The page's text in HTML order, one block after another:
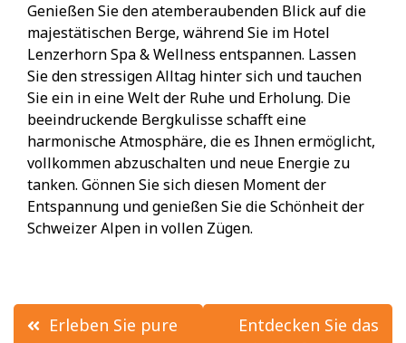
Genießen Sie den atemberaubenden Blick auf die
majestätischen Berge, während Sie im Hotel
Lenzerhorn Spa & Wellness entspannen. Lassen
Sie den stressigen Alltag hinter sich und tauchen
Sie ein in eine Welt der Ruhe und Erholung. Die
beeindruckende Bergkulisse schafft eine
harmonische Atmosphäre, die es Ihnen ermöglicht,
vollkommen abzuschalten und neue Energie zu
tanken. Gönnen Sie sich diesen Moment der
Entspannung und genießen Sie die Schönheit der
Schweizer Alpen in vollen Zügen.
Beitrags-
Erleben Sie pure
Entdecken Sie das